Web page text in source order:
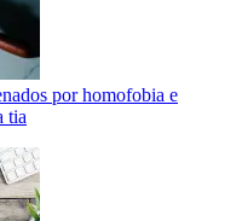
por homofobia e
tia